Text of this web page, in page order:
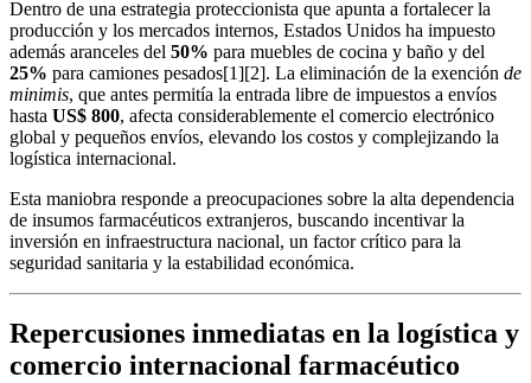
Dentro de una estrategia proteccionista que apunta a fortalecer la
producción y los mercados internos, Estados Unidos ha impuesto
además aranceles del 50% para muebles de cocina y baño y del
25% para camiones pesados[1][2]. La eliminación de la exención de
minimis, que antes permitía la entrada libre de impuestos a envíos
hasta US$ 800, afecta considerablemente el comercio electrónico
global y pequeños envíos, elevando los costos y complejizando la
logística internacional.
Esta maniobra responde a preocupaciones sobre la alta dependencia
de insumos farmacéuticos extranjeros, buscando incentivar la
inversión en infraestructura nacional, un factor crítico para la
seguridad sanitaria y la estabilidad económica.
Repercusiones inmediatas en la logística y
comercio internacional farmacéutico